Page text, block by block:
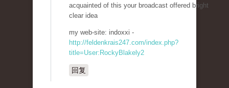
acquainted of this your broadcast offered bright
clear idea
my web-site: indoxxi -
http://feldenkrais247.com/index.php?
title=User:RockyBlakely2
回复